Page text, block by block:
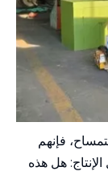
فإنهم
هل هذه